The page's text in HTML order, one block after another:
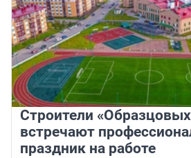
Строители
встречают
праздник на работе